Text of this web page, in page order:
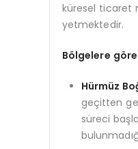
küresel ticaret
yetmektedir.
Bölgelere gö
Hürmüz
geçitten
süreci